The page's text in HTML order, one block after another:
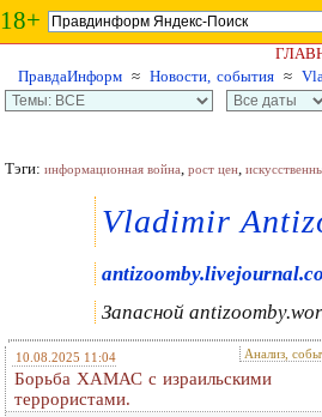
18+
ПравдаИнформ ≈ Новости, события ≈
Тэги: информационная война, рост цен,
Vladimir
Запасной
10.08.2025 11:04 Анализ,
Борьба ХАМАС с израильскими
террористами.